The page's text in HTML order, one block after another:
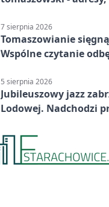
7 sierpnia 2026
Tomaszowianie
Wspólne czytanie
5 sierpnia 2026
Jubileuszowy jazz
Lodowej. Nadchodzi